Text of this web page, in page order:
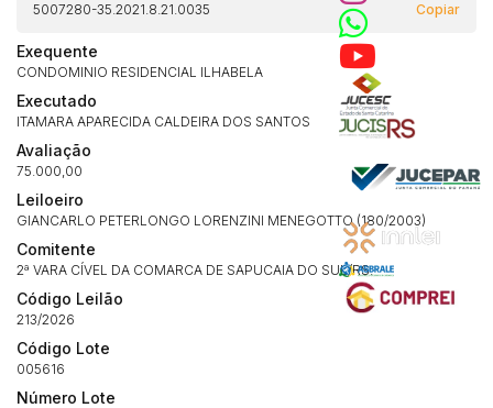
5007280-35.2021.8.21.0035
Copiar
Exequente
CONDOMINIO RESIDENCIAL ILHABELA
Executado
ITAMARA APARECIDA CALDEIRA DOS SANTOS
Avaliação
75.000,00
Leiloeiro
GIANCARLO PETERLONGO LORENZINI MENEGOTTO (180/2003)
Comitente
2ª VARA CÍVEL DA COMARCA DE SAPUCAIA DO SUL/RS.
Código Leilão
213/2026
Código Lote
005616
Número Lote